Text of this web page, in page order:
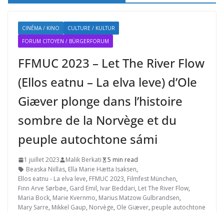
CINÉMA / KINO
CULTURE / KULTUR
FORUM CITOYEN / BÜRGERFORUM
FFMUC 2023 – Let The River Flow
(Ellos eatnu – La elva leve) d’Ole
Giæver plonge dans l’histoire
sombre de la Norvège et du
peuple autochtone sámi
1 juillet 2023 Malik Berkati
5 min read
Beaska Niillas, Ella Marie Hætta Isaksen,
Ellos eatnu - La elva leve, FFMUC 2023, Filmfest München,
Finn Arve Sørbøe, Gard Emil, Ivar Beddari, Let The River Flow,
Maria Bock, Marie Kvernmo, Marius Matzow Gulbrandsen,
Mary Sarre, Mikkel Gaup, Norvège, Ole Giæver, peuple autochtone